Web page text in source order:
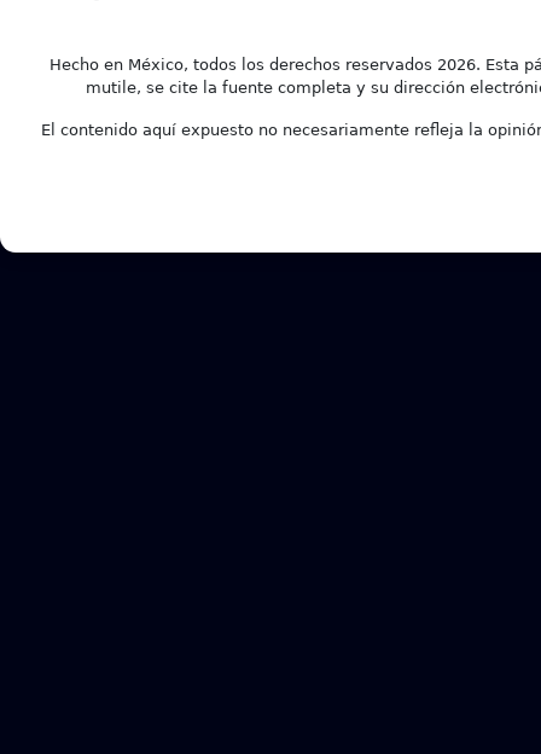
Hecho en México, todos los derechos reservados 2026. Esta
mutile, se cite la fuente completa y su dirección
El contenido aquí expuesto no necesariamente refleja la